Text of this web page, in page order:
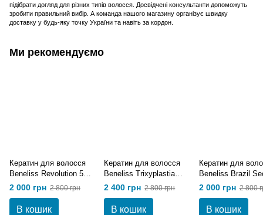
підібрати догляд для різних типів волосся. Досвідчені консультанти допоможуть
зробити правильний вибір. А команда нашого магазину організує швидку
доставку у будь-яку точку України та навіть за кордон.
Ми рекомендуємо
Кератин для волосся
Beneliss Revolution 500
мл
2 000 грн 2 800 грн
В кошик
Кератин для волосся
Beneliss Trixyplastia
500 мл
2 400 грн 2 800 грн
В кошик
Кератин для
Beneliss Brazil
500 мл
2 000 грн 2 800
В кошик